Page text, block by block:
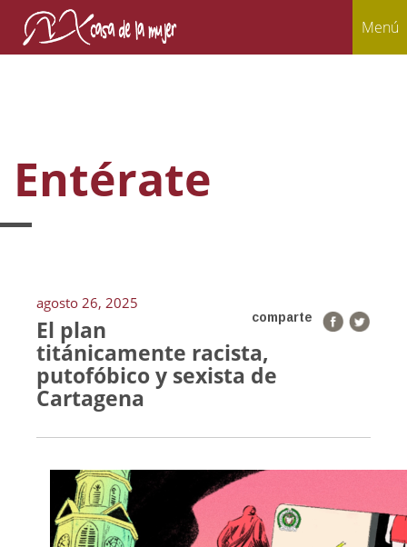
Menú
Entérate
agosto 26, 2025
comparte
El plan
titánicamente racista,
putofóbico y sexista de
Cartagena